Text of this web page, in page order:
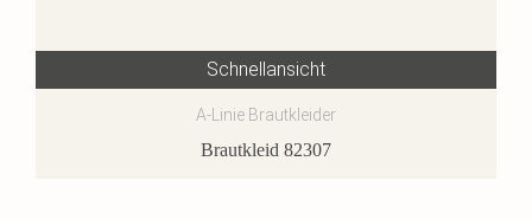
Schnellansicht
A-Linie Brautkleider
Brautkleid 82307